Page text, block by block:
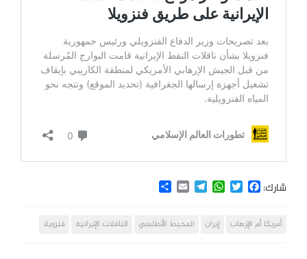
شارك: Facebook
Twitter
WhatsApp
Telegram
Email
Share
أمريكا أم الإرهاب إيران المحيط الأطلسي الناقلات الإيرانية فنزويلا